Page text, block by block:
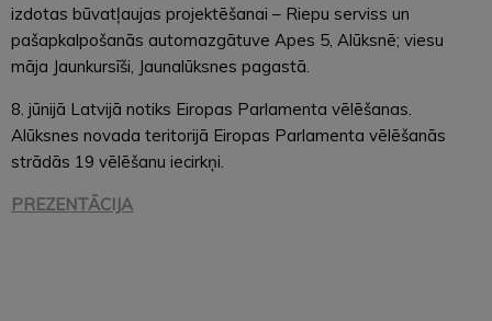
izdotas būvatļaujas projektēšanai – Riepu serviss un
pašapkalpošanās automazgātuve Apes 5, Alūksnē; viesu
māja Jaunkursīši, Jaunalūksnes pagastā.
8. jūnijā Latvijā notiks Eiropas Parlamenta vēlēšanas.
Alūksnes novada teritorijā Eiropas Parlamenta vēlēšanās
strādās 19 vēlēšanu iecirkņi.
PREZENTĀCIJA